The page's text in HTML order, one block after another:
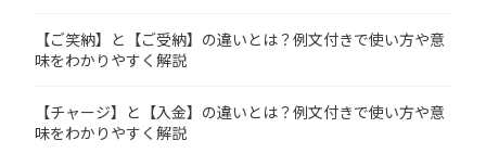
【ご笑納】と【ご受納】の違いとは？例文付きで使い方や意
味をわかりやすく解説
【チャージ】と【入金】の違いとは？例文付きで使い方や意
味をわかりやすく解説